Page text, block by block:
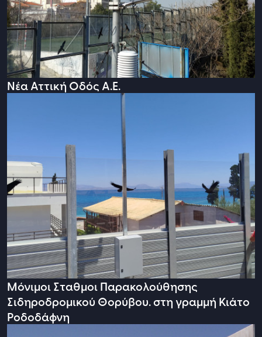
Νέα Αττική Οδός Α.Ε.
Μόνιμοι Σταθμοι Παρακολούθησης
Σιδηροδρομικού Θορύβου. στη γραμμή Κιάτο
Ροδοδάφνη